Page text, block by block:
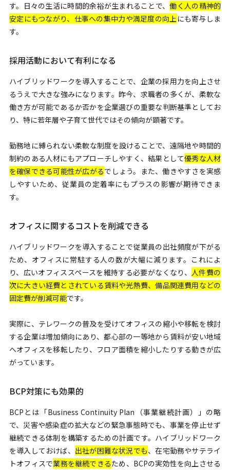
す。日々の生活に時間的余裕が生まれることで、働く人の精神的
安定にもつながり、仕事への集中力や満足度の向上にも寄与しま
す。
採用活動において有利になる
ハイブリッドワークを導入することで、企業の採用力を向上させ
るうえで大きな強みになります。昨今、求職者の多くが、柔軟な
働き方が可能であるか否かを企業選びの重要な判断基準としてお
り、特に若年層や子育て世代ではその傾向が顕著です。
勤務地に縛られない柔軟な制度を設けることで、遠隔地や時間的
制約のある人材にもアプローチしやすく、結果として優秀な人材
を確保できる可能性が広がるでしょう。また、働きやすさを実感
しやすいため、従業員の定着率にもプラスの影響が期待できま
す。
オフィスに関するコストを削減できる
ハイブリッドワークを導入することで従業員の出社頻度が下がる
ため、オフィスに常駐する人の数が大幅に減ります。これによ
り、広いオフィススペースを維持する必要がなくなり、 人件費の
次に大きい経費とされている賃料や光熱費、備品関連費用などの
固定費が削減可能です。
実際に、テレワークの普及を受けてオフィスの縮小や移転を検討
する企業は増加傾向にあり、都心部の一等地から賃料が安い地域
へオフィスを移転したり、フロア面積を縮小したりする動きが広
がっています。
BCP対策にも効果的
BCPとは「Business Continuity Plan（事業継続計画）」の略
で、災害や感染症の拡大などの緊急事態時でも、事業を停止せず
継続できる体制を構築するための計画です。ハイブリッドワーク
を導入しておけば、 出社が困難な状況でも、在宅勤務やサテライ
トオフィスで業務を継続できるため、BCPの実効性を向上させる